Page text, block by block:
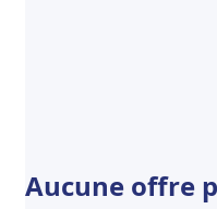
Aucune offre